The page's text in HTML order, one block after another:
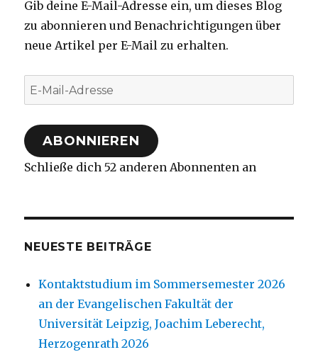
Gib deine E-Mail-Adresse ein, um dieses Blog
zu abonnieren und Benachrichtigungen über
neue Artikel per E-Mail zu erhalten.
E-
Mail-
Adresse
ABONNIEREN
Schließe dich 52 anderen Abonnenten an
NEUESTE BEITRÄGE
Kontaktstudium im Sommersemester 2026
an der Evangelischen Fakultät der
Universität Leipzig, Joachim Leberecht,
Herzogenrath 2026